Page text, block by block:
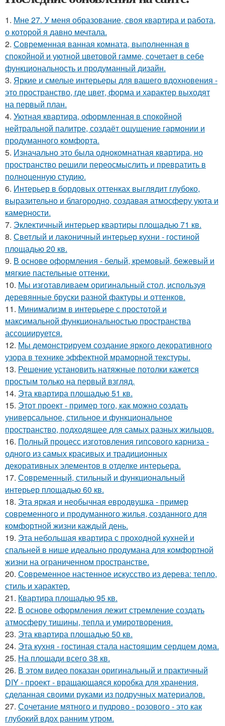
1. Мне 27. У меня образование, своя квартира и работа,
о которой я давно мечтала.
2. Современная ванная комната, выполненная в
спокойной и уютной цветовой гамме, сочетает в себе
функциональность и продуманный дизайн.
3. Яркие и смелые интерьеры для вашего вдохновения -
это пространство, где цвет, форма и характер выходят
на первый план.
4. Уютная квартира, оформленная в спокойной
нейтральной палитре, создаёт ощущение гармонии и
продуманного комфорта.
5. Изначально это была однокомнатная квартира, но
пространство решили переосмыслить и превратить в
полноценную студию.
6. Интерьер в бордовых оттенках выглядит глубоко,
выразительно и благородно, создавая атмосферу уюта и
камерности.
7. Эклектичный интерьер квартиры площадью 71 кв.
8. Светлый и лаконичный интерьер кухни - гостиной
площадью 20 кв.
9. В основе оформления - белый, кремовый, бежевый и
мягкие пастельные оттенки.
10. Мы изготавливаем оригинальный стол, используя
деревянные бруски разной фактуры и оттенков.
11. Минимализм в интерьере с простотой и
максимальной функциональностью пространства
ассоциируется.
12. Мы демонстрируем создание яркого декоративного
узора в технике эффектной мраморной текстуры.
13. Решение установить натяжные потолки кажется
простым только на первый взгляд.
14. Эта квартира площадью 51 кв.
15. Этот проект - пример того, как можно создать
универсальное, стильное и функциональное
пространство, подходящее для самых разных жильцов.
16. Полный процесс изготовления гипсового карниза -
одного из самых красивых и традиционных
декоративных элементов в отделке интерьера.
17. Современный, стильный и функциональный
интерьер площадью 60 кв.
18. Эта яркая и необычная евродвушка - пример
современного и продуманного жилья, созданного для
комфортной жизни каждый день.
19. Эта небольшая квартира с проходной кухней и
спальней в нише идеально продумана для комфортной
жизни на ограниченном пространстве.
20. Современное настенное искусство из дерева: тепло,
стиль и характер.
21. Квартира площадью 95 кв.
22. В основе оформления лежит стремление создать
атмосферу тишины, тепла и умиротворения.
23. Эта квартира площадью 50 кв.
24. Эта кухня - гостиная стала настоящим сердцем дома.
25. На площади всего 38 кв.
26. В этом видео показан оригинальный и практичный
DIY - проект - вращающаяся коробка для хранения,
сделанная своими руками из подручных материалов.
27. Сочетание мятного и пудрово - розового - это как
глубокий вдох ранним утром.